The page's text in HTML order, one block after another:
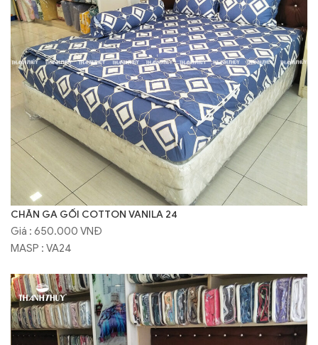
CHĂN GA GỐI COTTON VANILA 24
Giá : 650.000 VNĐ
MASP : VA24